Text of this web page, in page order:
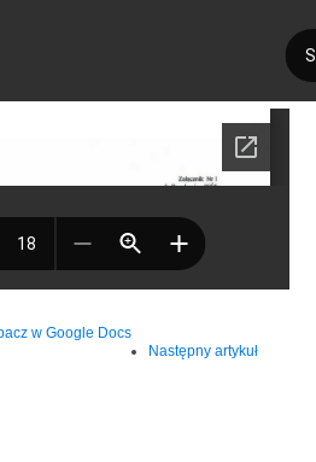
w Google Docs
Następny artykuł